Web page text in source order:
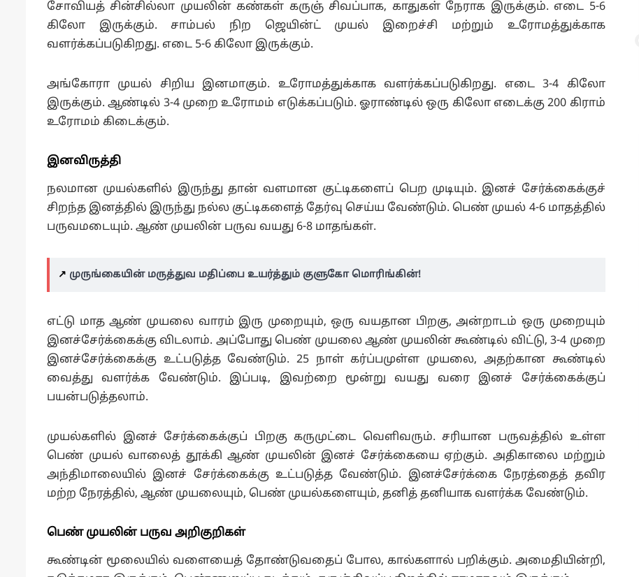
சோவியத் சின்சில்லா முயலின் கண்கள் கருஞ் சிவப்பாக, காதுகள் நேராக இருக்கும். எடை 5-6
கிலோ இருக்கும். சாம்பல் நிற ஜெயின்ட் முயல் இறைச்சி மற்றும் உரோமத்துக்காக
வளர்க்கப்படுகிறது. எடை 5-6 கிலோ இருக்கும்.
அங்கோரா முயல் சிறிய இனமாகும். உரோமத்துக்காக வளர்க்கப்படுகிறது. எடை 3-4 கிலோ
இருக்கும். ஆண்டில் 3-4 முறை உரோமம் எடுக்கப்படும். ஓராண்டில் ஒரு கிலோ எடைக்கு 200 கிராம்
உரோமம் கிடைக்கும்.
இனவிருத்தி
நலமான முயல்களில் இருந்து தான் வளமான குட்டிகளைப் பெற முடியும். இனச் சேர்க்கைக்குச்
சிறந்த இனத்தில் இருந்து நல்ல குட்டிகளைத் தேர்வு செய்ய வேண்டும். பெண் முயல் 4-6 மாதத்தில்
பருவமடையும். ஆண் முயலின் பருவ வயது 6-8 மாதங்கள்.
↗️ முருங்கையின் மருத்துவ மதிப்பை உயர்த்தும் குளுகோ மொரிங்கின்!
எட்டு மாத ஆண் முயலை வாரம் இரு முறையும், ஒரு வயதான பிறகு, அன்றாடம் ஒரு முறையும்
இனச்சேர்க்கைக்கு விடலாம். அப்போது பெண் முயலை ஆண் முயலின் கூண்டில் விட்டு, 3-4 முறை
இனச்சேர்க்கைக்கு உட்படுத்த வேண்டும். 25 நாள் கர்ப்பமுள்ள முயலை, அதற்கான கூண்டில்
வைத்து வளர்க்க வேண்டும். இப்படி, இவற்றை மூன்று வயது வரை இனச் சேர்க்கைக்குப்
பயன்படுத்தலாம்.
முயல்களில் இனச் சேர்க்கைக்குப் பிறகு கருமுட்டை வெளிவரும். சரியான பருவத்தில் உள்ள
பெண் முயல் வாலைத் தூக்கி ஆண் முயலின் இனச் சேர்க்கையை ஏற்கும். அதிகாலை மற்றும்
அந்திமாலையில் இனச் சேர்க்கைக்கு உட்படுத்த வேண்டும். இனச்சேர்க்கை நேரத்தைத் தவிர
மற்ற நேரத்தில், ஆண் முயலையும், பெண் முயல்களையும், தனித் தனியாக வளர்க்க வேண்டும்.
பெண் முயலின் பருவ அறிகுறிகள்
கூண்டின் மூலையில் வளையைத் தோண்டுவதைப் போல, கால்களால் பறிக்கும். அமைதியின்றி,